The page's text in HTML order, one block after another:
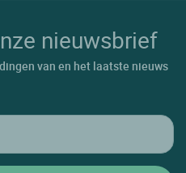
nieuwsbrief
van en het laatste nieuws